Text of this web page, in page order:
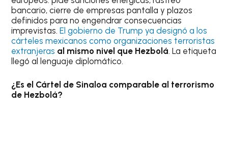
bancario, cierre de empresas pantalla y plazos
definidos para no engendrar consecuencias
imprevistas.El gobierno de Trump ya designó a los
cárteles mexicanos como organizaciones terroristas
extranjeras al mismo nivel que Hezbolá. La etiqueta
llegó al lenguaje diplomático.
¿Es el Cártel de Sinaloa comparable al terrorismo
de Hezbolá?